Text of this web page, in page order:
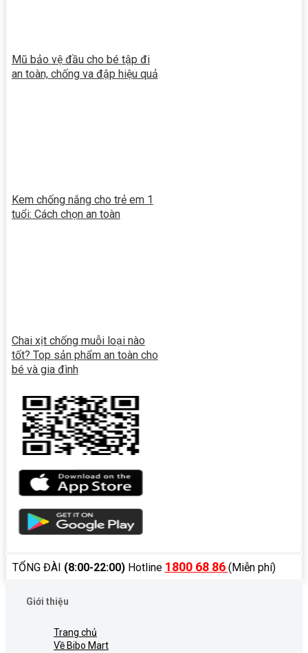
Mũ bảo vệ đầu cho bé tập đi
an toàn, chống va đập hiệu quả
Kem chống nắng cho trẻ em 1
tuổi: Cách chọn an toàn
Chai xịt chống muỗi loại nào
tốt? Top sản phẩm an toàn cho
bé và gia đình
TỔNG ĐÀI (8:00-22:00)Hotline 1800 68 86 (Miễn phí)
Giới thiệu
Trang chủ
Về Bibo Mart